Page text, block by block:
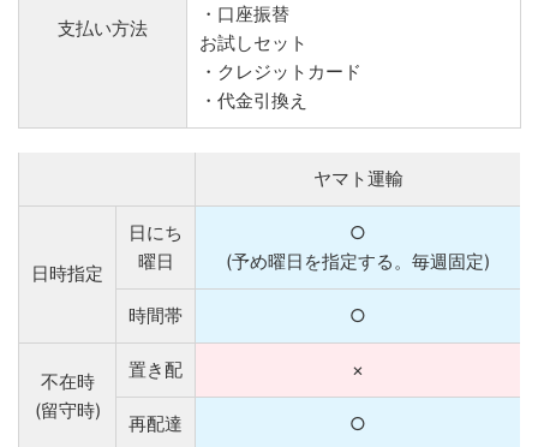
支払い方法
・口座振替
お試しセット
・クレジットカード
・代金引換え
ヤマト運輸
日時指定
日にち
曜日
○
(予め曜日を指定する。毎週固定)
時間帯 ○
不在時
(留守時)
置き配 ×
再配達 ○